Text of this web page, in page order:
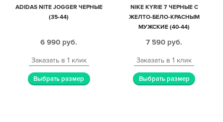
ADIDAS NITE JOGGER ЧЕРНЫЕ
(35-44)
6 990 руб.
Заказать в 1 клик
Выбрать размер
NIKE KYRIE 7 ЧЕРНЫЕ С
ЖЕЛТО-БЕЛО-КРАСНЫМ
МУЖСКИЕ (40-44)
7 590 руб.
Заказать в 1 клик
Выбрать размер